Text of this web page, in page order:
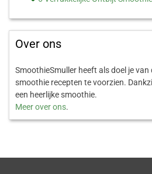
Over ons
SmoothieSmuller heeft als doel je
smoothie recepten te voorzien.
een heerlijke smoothie.
Meer over ons.